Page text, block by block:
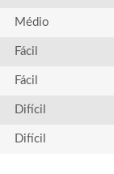
Médio
Fácil
Fácil
Difícil
Difícil